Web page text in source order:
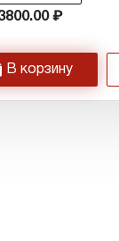
В корзину